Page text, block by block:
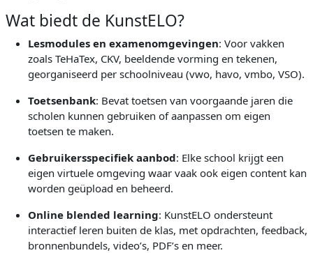
Wat biedt de KunstELO?
Lesmodules en examenomgevingen: Voor vakken
zoals TeHaTex, CKV, beeldende vorming en tekenen,
georganiseerd per schoolniveau (vwo, havo, vmbo, VSO).
Toetsenbank: Bevat toetsen van voorgaande jaren die
scholen kunnen gebruiken of aanpassen om eigen
toetsen te maken.
Gebruikersspecifiek aanbod: Elke school krijgt een
eigen virtuele omgeving waar vaak ook eigen content kan
worden geüpload en beheerd.
Online blended learning: KunstELO ondersteunt
interactief leren buiten de klas, met opdrachten, feedback,
bronnenbundels, video’s, PDF’s en meer.